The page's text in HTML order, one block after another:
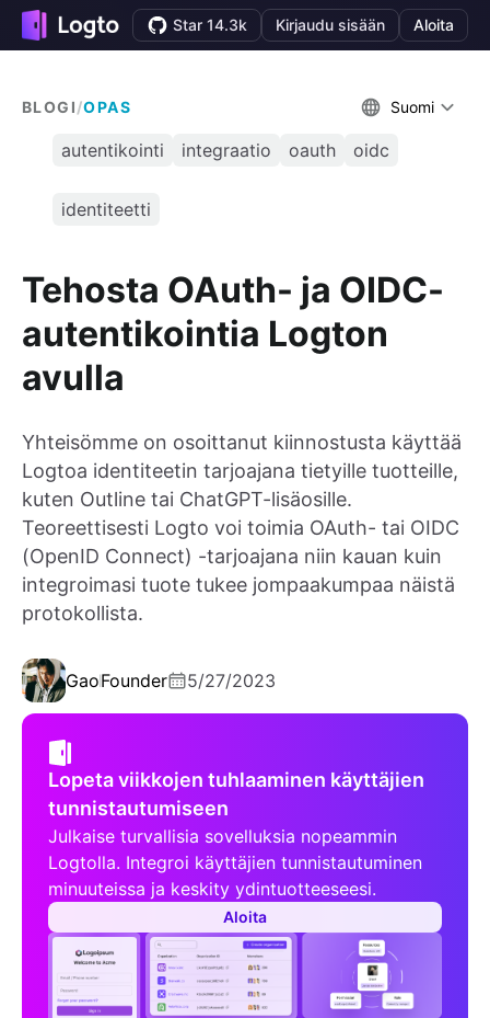
Star 14.3k Kirjaudu sisään Aloita
BLOGI/OPAS Suomi
autentikointi integraatio oauth oidc
identiteetti
Tehosta OAuth- ja OIDC-
autentikointia Logton
avulla
Yhteisömme on osoittanut kiinnostusta käyttää
Logtoa identiteetin tarjoajana tietyille tuotteille,
kuten Outline tai ChatGPT-lisäosille.
Teoreettisesti Logto voi toimia OAuth- tai OIDC
(OpenID Connect) -tarjoajana niin kauan kuin
integroimasi tuote tukee jompaakumpaa näistä
protokollista.
GaoFounder 5/27/2023
Lopeta viikkojen tuhlaaminen käyttäjien
tunnistautumiseen
Julkaise turvallisia sovelluksia nopeammin
Logtolla. Integroi käyttäjien tunnistautuminen
minuuteissa ja keskity ydintuotteeseesi.
Aloita